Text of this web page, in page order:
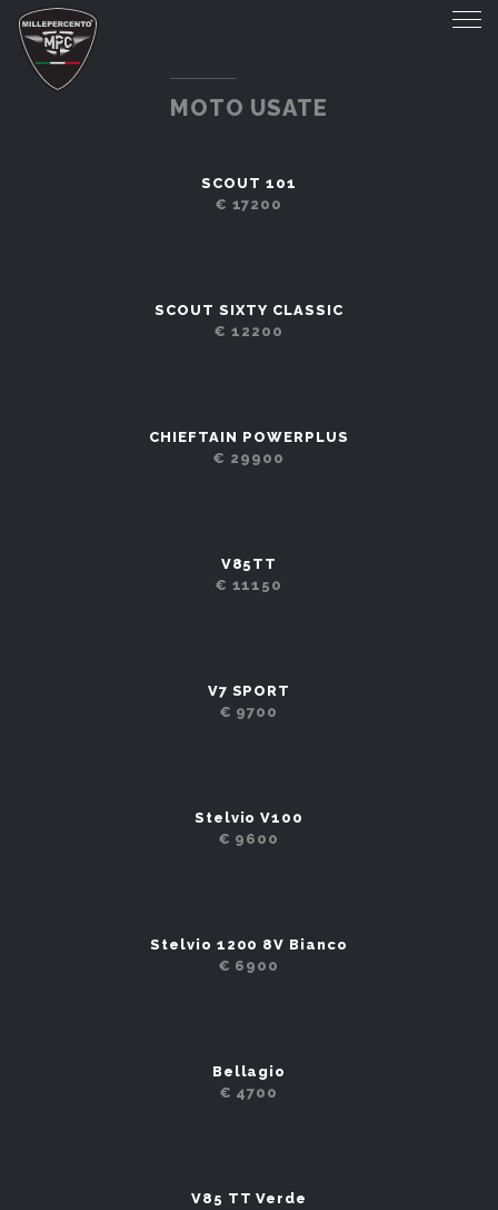
MOTO USATE
SCOUT 101
€ 17200
SCOUT SIXTY CLASSIC
€ 12200
CHIEFTAIN POWERPLUS
€ 29900
V85TT
€ 11150
V7 SPORT
€ 9700
Stelvio V100
€ 9600
Stelvio 1200 8V Bianco
€ 6900
Bellagio
€ 4700
V85 TT Verde